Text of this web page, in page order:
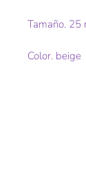
Tamaño. 25
Color. beige